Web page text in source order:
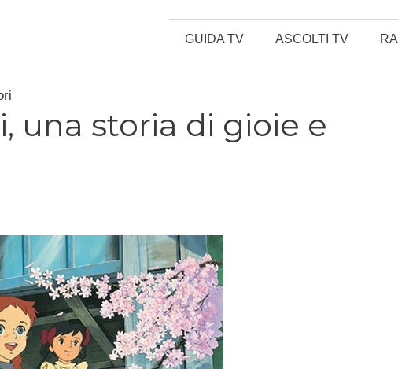
GUIDA TV ASCOLTI TV RAI
una storia di gioie e